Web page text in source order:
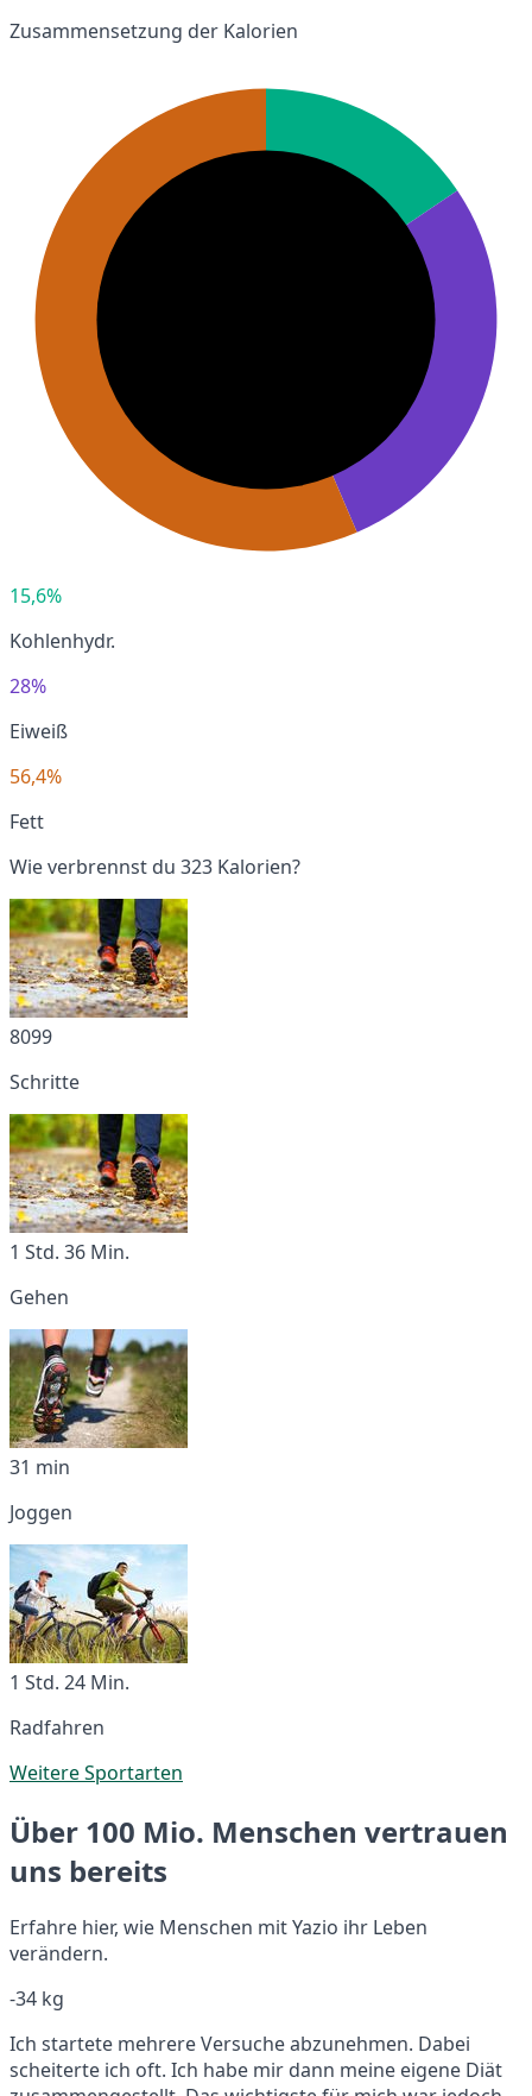
Zusammensetzung der Kalorien
15,6%
Kohlenhydr.
28%
Eiweiß
56,4%
Fett
Wie verbrennst du 323 Kalorien?
8099
Schritte
1 Std. 36 Min.
Gehen
31 min
Joggen
1 Std. 24 Min.
Radfahren
Weitere Sportarten
Über 100 Mio. Menschen vertrauen
uns bereits
Erfahre hier, wie Menschen mit Yazio ihr Leben
verändern.
-34 kg
Ich startete mehrere Versuche abzunehmen. Dabei
scheiterte ich oft. Ich habe mir dann meine eigene Diät